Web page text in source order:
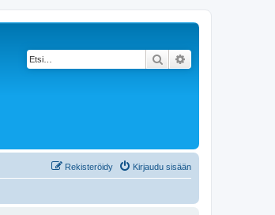
Etsi
Kirjaudu sisään
Rekisteröidy